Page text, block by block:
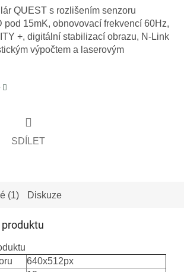
QUEST s rozlišením senzoru
pod 15mK, obnovovací frekvencí 60Hz,
+, digitální stabilizací obrazu, N-Link
výpočtem a laserovým
SDÍLET
(1) Diskuze
640x512px